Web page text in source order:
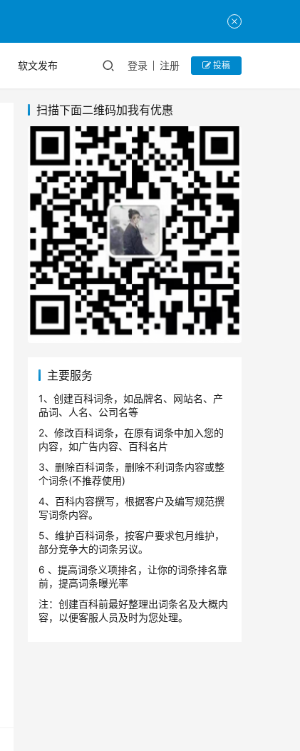
软文发布 登录 注册 投稿
扫描下面二维码加我有优惠
主要服务
1、创建百科词条，如品牌名、网站名、产
品词、人名、公司名等
2、修改百科词条，在原有词条中加入您的
内容，如广告内容、百科名片
3、删除百科词条，删除不利词条内容或整
个词条(不推荐使用)
4、百科内容撰写，根据客户及编写规范撰
写词条内容。
5、维护百科词条，按客户要求包月维护，
部分竞争大的词条另议。
6 、提高词条义项排名，让你的词条排名靠
前，提高词条曝光率
注：创建百科前最好整理出词条名及大概内
容，以便客服人员及时为您处理。